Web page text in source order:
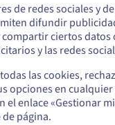
de gracia de
del nombre de
todas las
de redes sociales y
difundir
compartir ciertos datos
y las redes
las cookies,
opciones en
el enlace «Gestionar
página.